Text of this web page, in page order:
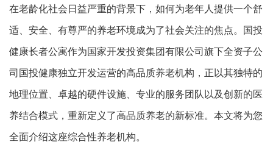
在老龄化社会日益严重的背景下，如何为老年人提供一个舒
适、安全、有尊严的养老环境成为了社会关注的焦点。国投
健康长者公寓作为国家开发投资集团有限公司旗下全资子公
司国投健康独立开发运营的高品质养老机构，正以其独特的
地理位置、卓越的硬件设施、专业的服务团队以及创新的医
养结合模式，重新定义了高品质养老的新标准。本文将为您
全面介绍这座综合性养老机构。